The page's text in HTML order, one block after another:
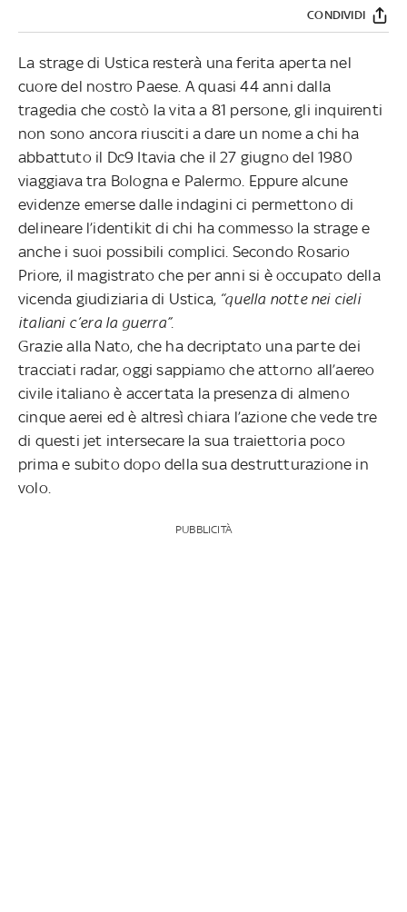
CONDIVIDI
La strage di Ustica resterà una ferita aperta nel
cuore del nostro Paese. A quasi 44 anni dalla
tragedia che costò la vita a 81 persone, gli inquirenti
non sono ancora riusciti a dare un nome a chi ha
abbattuto il Dc9 Itavia che il 27 giugno del 1980
viaggiava tra Bologna e Palermo. Eppure alcune
evidenze emerse dalle indagini ci permettono di
delineare l’identikit di chi ha commesso la strage e
anche i suoi possibili complici. Secondo Rosario
Priore, il magistrato che per anni si è occupato della
vicenda giudiziaria di Ustica, “quella notte nei cieli
italiani c’era la guerra”.
Grazie alla Nato, che ha decriptato una parte dei
tracciati radar, oggi sappiamo che attorno all’aereo
civile italiano è accertata la presenza di almeno
cinque aerei ed è altresì chiara l’azione che vede tre
di questi jet intersecare la sua traiettoria poco
prima e subito dopo della sua destrutturazione in
volo.
PUBBLICITÀ